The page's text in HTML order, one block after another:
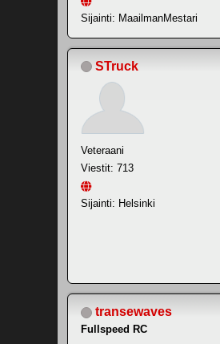
Sijainti: MaailmanMestari
STruck
Veteraani
Viestit: 713
Sijainti: Helsinki
transewaves
Fullspeed RC